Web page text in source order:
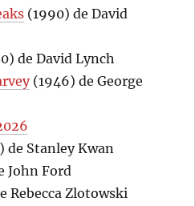
(1990) de David
de David Lynch
(1946) de George
de Stanley Kwan
John Ford
Rebecca Zlotowski